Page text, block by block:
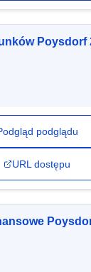
Poysdorf
podglądu
URL dostępu